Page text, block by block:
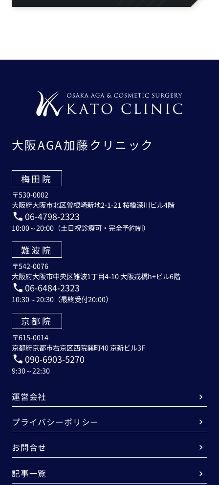
大阪AGA加藤クリニック
梅田院
〒530-0002
大阪府大阪市北区曽根崎新地2-1-21 桜橋深川ビル4階
06-4798-2323
10:00～20:00（土日祝診療可・完全予約制）
難波院
〒542-0076
大阪府大阪市中央区難波1丁目4-10 大阪戎橋h+ビル6階
06-6484-2323
10:30～20:30（最終受付20:00）
京都院
〒615-0014
京都府京都市右京区西院巽町40 京新ビル3F
090-6903-5270
9:30～22:30
運営会社
プライバシーポリシー
お問合せ
記事一覧